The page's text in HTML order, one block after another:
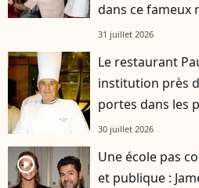
dans ce fameux
31 juillet 2026
Le restaurant
institution près
portes dans les
30 juillet 2026
player2
Une école pas
et publique :